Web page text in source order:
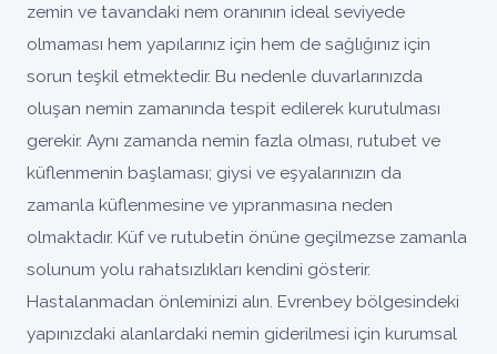
zemin ve tavandaki nem oranının ideal seviyede
olmaması hem yapılarınız için hem de sağlığınız için
sorun teşkil etmektedir. Bu nedenle duvarlarınızda
oluşan nemin zamanında tespit edilerek kurutulması
gerekir. Aynı zamanda nemin fazla olması, rutubet ve
küflenmenin başlaması; giysi ve eşyalarınızın da
zamanla küflenmesine ve yıpranmasına neden
olmaktadır. Küf ve rutubetin önüne geçilmezse zamanla
solunum yolu rahatsızlıkları kendini gösterir.
Hastalanmadan önleminizi alın. Evrenbey bölgesindeki
yapınızdaki alanlardaki nemin giderilmesi için kurumsal